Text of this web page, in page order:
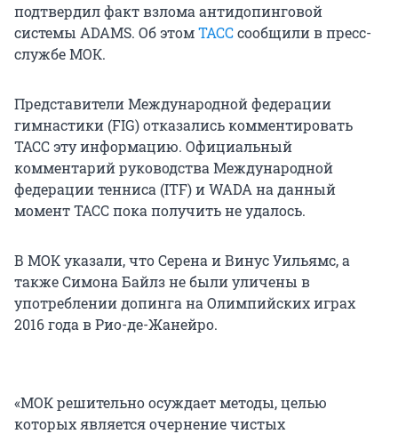
подтвердил факт взлома антидопинговой
системы ADAMS. Об этомТАССсообщили в пресс-
службе МОК.
Представители Международной федерации
гимнастики (FIG) отказались комментировать
ТАСС эту информацию. Официальный
комментарий руководства Международной
федерации тенниса (ITF) и WADA на данный
момент ТАСС пока получить не удалось.
В МОК указали, что Серена и Винус Уильямс, а
также Симона Байлз не были уличены в
употреблении допинга на Олимпийских играх
2016 года в Рио-де-Жанейро.
«МОК решительно осуждает методы, целью
которых является очернение чистых